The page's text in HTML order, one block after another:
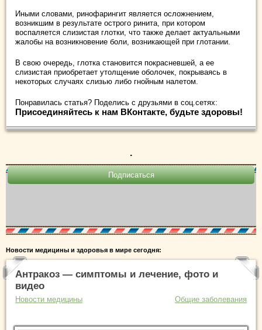
Иными словами, ринофарингит является осложнением,
возникшим в результате острого ринита, при котором
воспаляется слизистая глотки, что также делает актуальными
жалобы на возникновение боли, возникающей при глотании.
В свою очередь, глотка становится покрасневшей, а ее
слизистая приобретает утолщение оболочек, покрываясь в
некоторых случаях слизью либо гнойным налетом.
Понравилась статья? Поделись с друзьями в соц.сетях:
Присоединяйтесь к нам ВКонтакте, будьте здоровы!
.
Новости медицины и здоровья в мире сегодня:
Антракоз — симптомы и лечение, фото и
видео
Новости медицины Общие заболевания